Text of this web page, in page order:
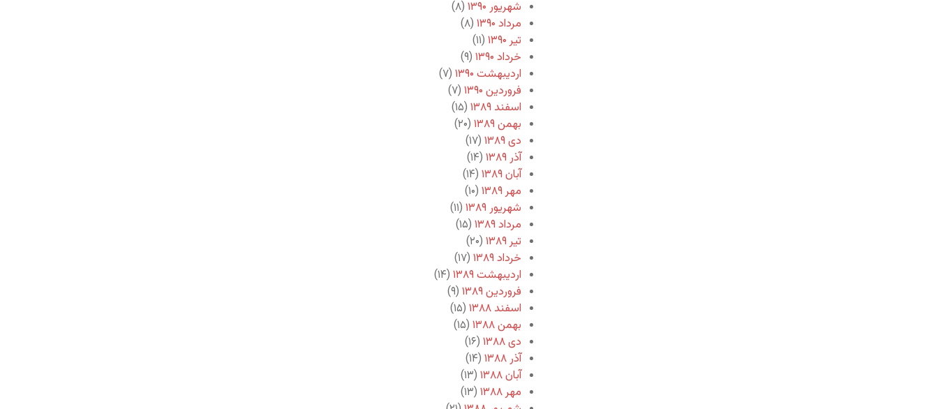
شهریور ۱۳۹۰
(۸)
مرداد ۱۳۹۰
(۸)
تیر ۱۳۹۰
(۱۱)
خرداد ۱۳۹۰
(۹)
اردیبهشت ۱۳۹۰
(۷)
فروردین ۱۳۹۰
(۷)
اسفند ۱۳۸۹
(۱۵)
بهمن ۱۳۸۹
(۲۰)
دی ۱۳۸۹
(۱۷)
آذر ۱۳۸۹
(۱۴)
آبان ۱۳۸۹
(۱۴)
مهر ۱۳۸۹
(۱۰)
شهریور ۱۳۸۹
(۱۱)
مرداد ۱۳۸۹
(۱۵)
تیر ۱۳۸۹
(۲۰)
خرداد ۱۳۸۹
(۱۷)
اردیبهشت ۱۳۸۹
(۱۴)
فروردین ۱۳۸۹
(۹)
اسفند ۱۳۸۸
(۱۵)
بهمن ۱۳۸۸
(۱۵)
دی ۱۳۸۸
(۱۶)
آذر ۱۳۸۸
(۱۴)
آبان ۱۳۸۸
(۱۳)
مهر ۱۳۸۸
(۱۳)